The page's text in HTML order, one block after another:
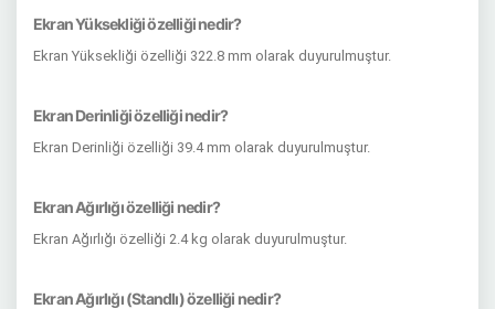
Ekran Yüksekliği özelliği nedir?
Ekran Yüksekliği özelliği 322.8 mm olarak duyurulmuştur.
Ekran Derinliği özelliği nedir?
Ekran Derinliği özelliği 39.4 mm olarak duyurulmuştur.
Ekran Ağırlığı özelliği nedir?
Ekran Ağırlığı özelliği 2.4 kg olarak duyurulmuştur.
Ekran Ağırlığı (Standlı) özelliği nedir?